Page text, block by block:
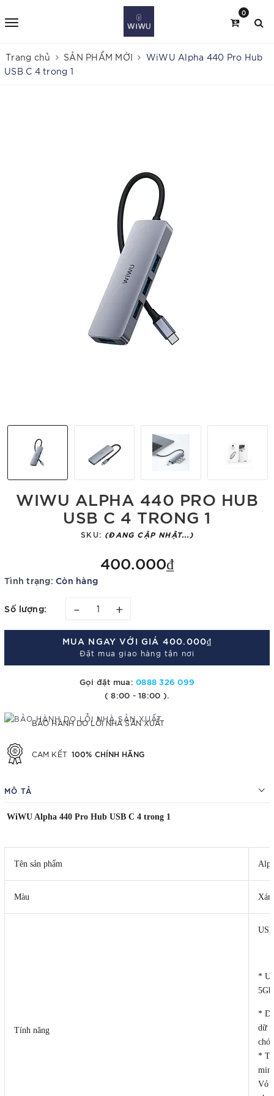
0
Trang chủ SẢN PHẨM MỚI
WiWU Alpha 440 Pro Hub
USB C 4 trong 1
WIWU ALPHA 440 PRO HUB
USB C 4 TRONG 1
SKU: (ĐANG CẬP NHẬT...)
400.000₫
Tình trạng: Còn hàng
Số lượng: – +
MUA NGAY VỚI GIÁ 400.000₫
Đặt mua giao hàng tận nơi
Gọi đặt mua:0888 326 099
( 8:00 - 18:00 ).
BẢO HÀNH DO LỖI NHÀ SẢN XUẤT
CAM KẾT 100% CHÍNH HÃNG
MÔ TẢ
WiWU Alpha 440 Pro Hub USB C 4 trong 1
Tên sản phẩm
Màu Xám
Tính năng
*
*
dữ
*
Vỏ